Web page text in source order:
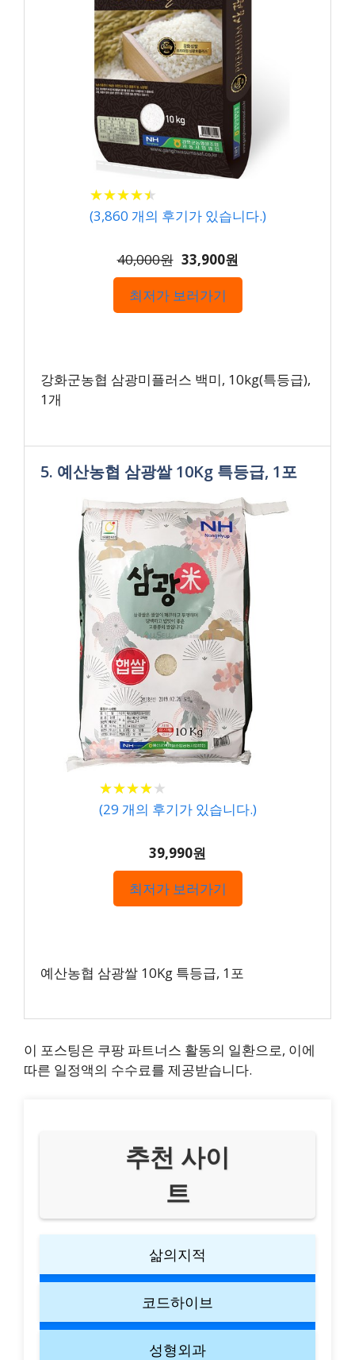
★★★★★
★★★★★
(3,860 개의 후기가 있습니다.)
40,000원 33,900원
최저가 보러가기
강화군농협 삼광미플러스 백미, 10kg(특등급),
1개
5. 예산농협 삼광쌀 10Kg 특등급, 1포
★★★★★
★★★★★
(29 개의 후기가 있습니다.)
39,990원
최저가 보러가기
예산농협 삼광쌀 10Kg 특등급, 1포
이 포스팅은 쿠팡 파트너스 활동의 일환으로, 이에
따른 일정액의 수수료를 제공받습니다.
추천 사이
트
삶의지적
코드하이브
성형외과